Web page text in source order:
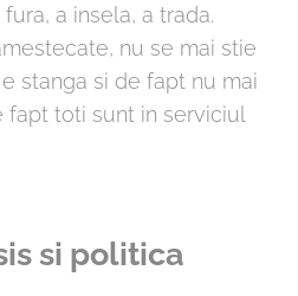
a insela, a trada.
nu se mai stie
stanga si de fapt nu mai
toti sunt in serviciul
si politica